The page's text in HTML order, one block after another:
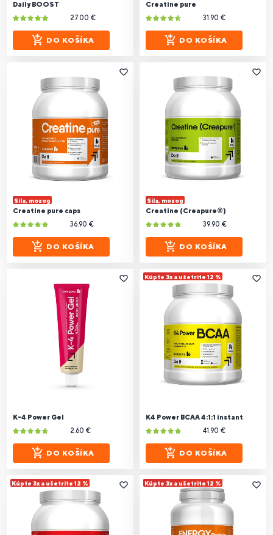
Daily BOOST
27.00 €
DO KOŠÍKA
Creatine pure
31.90 €
DO KOŠÍKA
Sila, mozog
Creatine pure caps
36.90 €
DO KOŠÍKA
Sila, mozog
Creatine (Creapure®)
39.90 €
DO KOŠÍKA
K-4 Power Gel
2.60 €
DO KOŠÍKA
Kúpte 3x a ušetrite 12 %
K4 Power BCAA 4:1:1 instant
41.90 €
DO KOŠÍKA
Kúpte 3x a ušetrite 12 % Kúpte 3x a ušetrite 12 %